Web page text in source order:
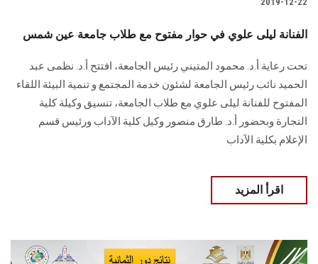
الفنانة ليلى علوي في حوار مفتوح مع طلاب جامعة عين شمس
تحت رعاية أ.د. محمود المتيني رئيس الجامعة، افتتح أ.د. نظمى عبد
الحميد نائب رئيس الجامعة لشئون خدمة المجتمع و تنمية البيئة اللقاء
المفتوح للفنانة ليلى علوي مع طلاب الجامعة، تنسيق وكيلة كلية
التجارة وبحضور أ.د. طارق منصور وكيل كلية الآداب ورئيس قسم
الإعلام بكلية الآداب
اقرأ المزيد